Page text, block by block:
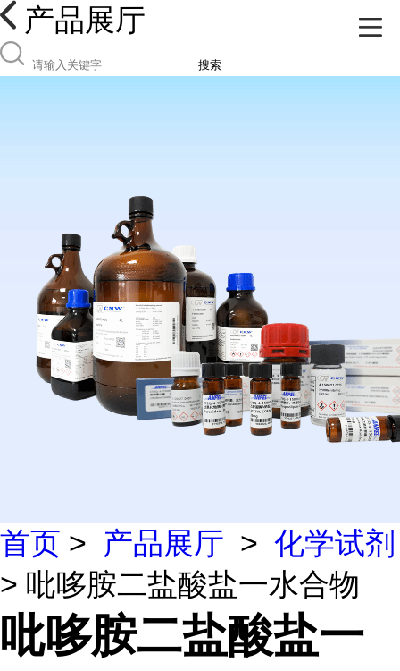
产品展厅
搜索
首页 > 产品展厅 > 化学试剂
> 吡哆胺二盐酸盐一水合物
吡哆胺二盐酸盐一